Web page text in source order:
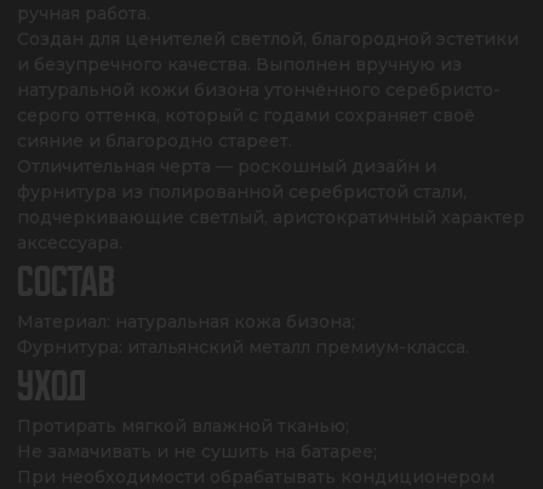
ручная работа.
Создан для ценителей светлой, благородной эстетики
и безупречного качества. Выполнен вручную из
натуральной кожи бизона утончённого серебристо-
серого оттенка, который с годами сохраняет своё
сияние и благородно стареет.
Отличительная черта — роскошный дизайн и
фурнитура из полированной серебристой стали,
подчеркивающие светлый, аристократичный характер
аксессуара.
СОСТАВ
Материал: натуральная кожа бизона;
Фурнитура: итальянский металл премиум-класса.
УХОД
Протирать мягкой влажной тканью;
Не замачивать и не сушить на батарее;
При необходимости обрабатывать кондиционером